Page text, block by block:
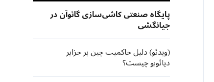
پایگاه صنعتی کاشی‌سازی گائوآن در
جیانگشی
(ویدئو) دلیل حاکمیت چین بر جزایر
دیائویو چیست؟